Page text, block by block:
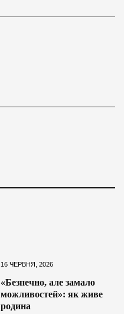
16 ЧЕРВНЯ, 2026
«Безпечно, але замало
можливостей»: як живе
родина